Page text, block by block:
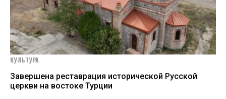
КУЛЬТУРА
Завершена реставрация исторической Русской
церкви на востоке Турции